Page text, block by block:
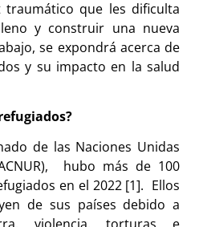
que les dificulta
y construir una nueva
se expondrá acerca de
y su impacto en la salud
de las Naciones Unidas
hubo más de 100
en el 2022 [1]. Ellos
de sus países debido a